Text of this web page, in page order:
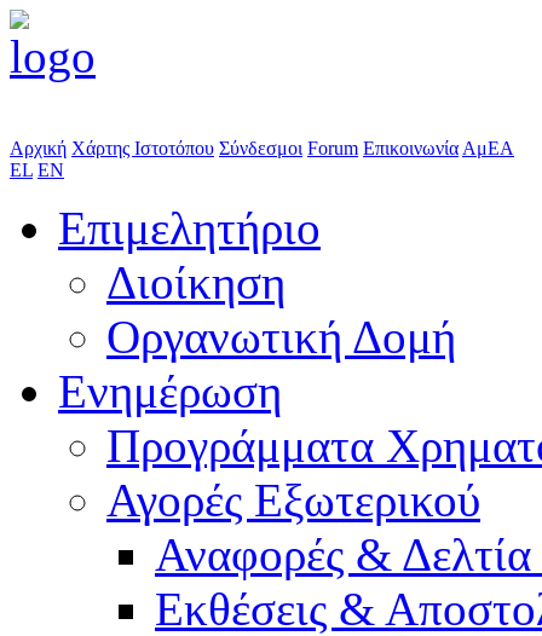
Αρχική Χάρτης Ιστοτόπου Σύνδεσμοι Forum Επικοινωνία ΑμΕΑ
EL EN
Επιμελητήριο
Διοίκηση
Οργανωτική Δομή
Ενημέρωση
Προγράμματα
Αγορές Εξωτερικού
Αναφορές &
Εκθέσεις &